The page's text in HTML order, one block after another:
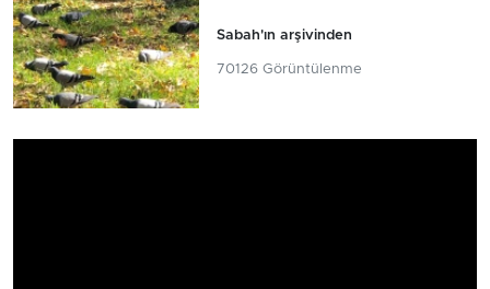
Sabah'ın arşivinden
70126 Görüntülenme